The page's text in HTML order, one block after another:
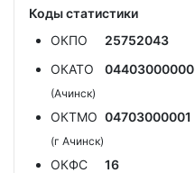
Коды статистики
ОКПО
25752043
ОКАТО
04403000000
(Ачинск)
ОКТМО 04703000001
(г Ачинск)
ОКФС 16